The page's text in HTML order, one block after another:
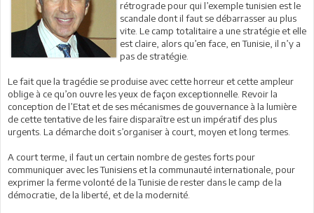
rétrograde pour qui l’exemple tunisien est le
scandale dont il faut se débarrasser au plus
vite. Le camp totalitaire a une stratégie et elle
est claire, alors qu’en face, en Tunisie, il n’y a
pas de stratégie.
Le fait que la tragédie se produise avec cette horreur et cette ampleur
oblige à ce qu’on ouvre les yeux de façon exceptionnelle. Revoir la
conception de l’Etat et de ses mécanismes de gouvernance à la lumière
de cette tentative de les faire disparaître est un impératif des plus
urgents. La démarche doit s’organiser à court, moyen et long termes.
A court terme, il faut un certain nombre de gestes forts pour
communiquer avec les Tunisiens et la communauté internationale, pour
exprimer la ferme volonté de la Tunisie de rester dans le camp de la
démocratie, de la liberté, et de la modernité.